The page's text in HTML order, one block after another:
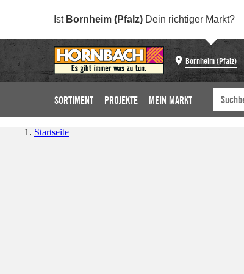
Ist Bornheim (Pfalz) Dein richtiger Markt?
Bornheim (Pfalz)
SORTIMENT PROJEKTE MEIN MARKT
Startseite